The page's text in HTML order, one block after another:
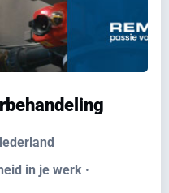
in je werk ·